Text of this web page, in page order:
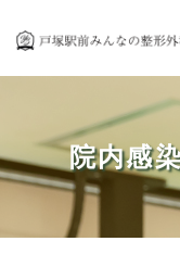
ご来院の方へ
各種検査・機器
リハビリテーシ
アクセス
院内感